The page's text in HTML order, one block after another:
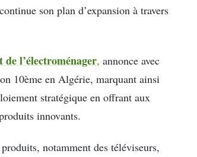
son plan d’expansion à travers
l’électroménager, annonce avec
10ème en Algérie, marquant ainsi
stratégique en offrant aux
innovants.
notamment des téléviseurs,